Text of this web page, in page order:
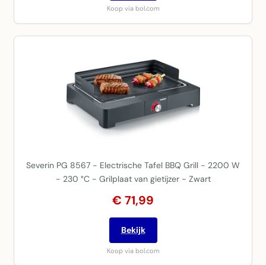
Koop via bol.com
Severin PG 8567 - Electrische Tafel BBQ Grill - 2200 W
- 230 °C - Grilplaat van gietijzer - Zwart
€ 71,99
Bekijk
Koop via bol.com